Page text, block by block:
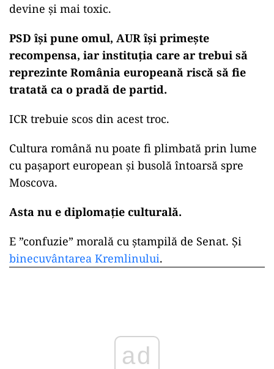
devine și mai toxic.
PSD își pune omul, AUR își primește
recompensa, iar instituția care ar trebui să
reprezinte România europeană riscă să fie
tratată ca o pradă de partid.
ICR trebuie scos din acest troc.
Cultura română nu poate fi plimbată prin lume
cu pașaport european și busolă întoarsă spre
Moscova.
Asta nu e diplomație culturală.
E ”confuzie” morală cu ștampilă de Senat. Și
binecuvântarea Kremlinului.
ad